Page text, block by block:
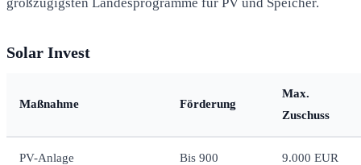
Solar Invest
Maßnahme Förderung
Max.
Zuschuss
PV-Anlage
Bis 900
9.000 EUR